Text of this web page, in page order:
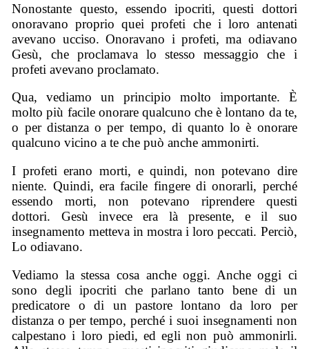
Nonostante questo, essendo ipocriti, questi dottori
onoravano proprio quei profeti che i loro antenati
avevano ucciso. Onoravano i profeti, ma odiavano
Gesù, che proclamava lo stesso messaggio che i
profeti avevano proclamato.
Qua, vediamo un principio molto importante. È
molto più facile onorare qualcuno che è lontano da te,
o per distanza o per tempo, di quanto lo è onorare
qualcuno vicino a te che può anche ammonirti.
I profeti erano morti, e quindi, non potevano dire
niente. Quindi, era facile fingere di onorarli, perché
essendo morti, non potevano riprendere questi
dottori. Gesù invece era là presente, e il suo
insegnamento metteva in mostra i loro peccati. Perciò,
Lo odiavano.
Vediamo la stessa cosa anche oggi. Anche oggi ci
sono degli ipocriti che parlano tanto bene di un
predicatore o di un pastore lontano da loro per
distanza o per tempo, perché i suoi insegnamenti non
calpestano i loro piedi, ed egli non può ammonirli.